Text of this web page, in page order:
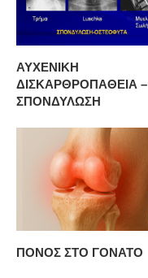
ΑΥΧΕΝΙΚΗ
ΔΙΣΚΑΡΘΡΟΠΑΘΕΙΑ –
ΣΠΟΝΔΥΛΩΣΗ
ΠΟΝΟΣ ΣΤΟ ΓΟΝΑΤΟ